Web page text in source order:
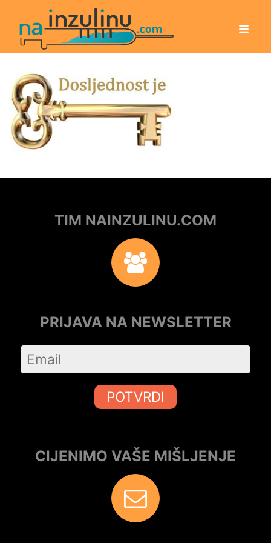
TIM NAINZULINU.COM
PRIJAVA NA NEWSLETTER
POTVRDI
CIJENIMO VAŠE MIŠLJENJE